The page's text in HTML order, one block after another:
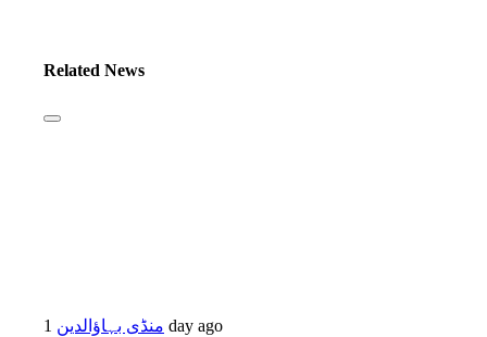
Related News
منڈی بہاؤالدین 1 day ago